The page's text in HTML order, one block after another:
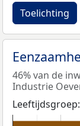
Toelichting
46% van de
Industrie
Leeftijdsgroep: